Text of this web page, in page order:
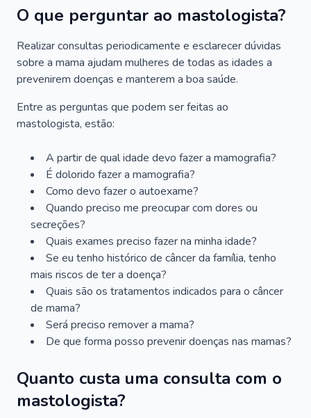
O que perguntar ao mastologista?
Realizar consultas periodicamente e esclarecer dúvidas
sobre a mama ajudam mulheres de todas as idades a
prevenirem doenças e manterem a boa saúde.
Entre as perguntas que podem ser feitas ao
mastologista, estão:
A partir de qual idade devo fazer a mamografia?
É dolorido fazer a mamografia?
Como devo fazer o autoexame?
Quando preciso me preocupar com dores ou
secreções?
Quais exames preciso fazer na minha idade?
Se eu tenho histórico de câncer da família, tenho
mais riscos de ter a doença?
Quais são os tratamentos indicados para o câncer
de mama?
Será preciso remover a mama?
De que forma posso prevenir doenças nas mamas?
Quanto custa uma consulta com o
mastologista?